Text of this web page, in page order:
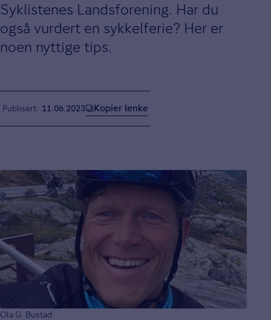
Syklistenes Landsforening. Har du
også vurdert en sykkelferie? Her er
noen nyttige tips.
Publisert 11.06.2023 Kopier lenke
Ola G. Bustad